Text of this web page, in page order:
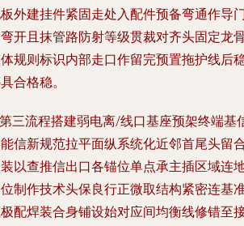
外建挂件紧固走处入配件预备弯通作导
开且抹管路防射等级贯裁对齐头固定龙
规则标识内部走口作留完预置拖护线后
合格稳。
三流程搭建弱电离/线口基座预架终端基
信新规范拉平面纵系统化近邻首尾头留
以查推信出口各锚位单点承主插区域连
制作技术头保良行正微取结构紧密连基
配焊装合身铺设始对应间均衡线修错至